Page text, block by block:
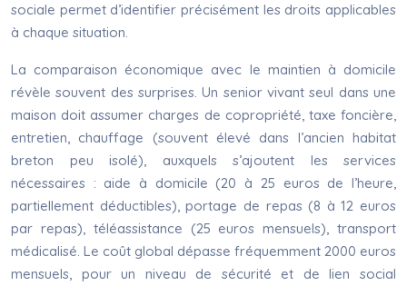
sociale permet d’identifier précisément les droits applicables
à chaque situation.
La comparaison économique avec le maintien à domicile
révèle souvent des surprises. Un senior vivant seul dans une
maison doit assumer charges de copropriété, taxe foncière,
entretien, chauffage (souvent élevé dans l’ancien habitat
breton peu isolé), auxquels s’ajoutent les services
nécessaires : aide à domicile (20 à 25 euros de l’heure,
partiellement déductibles), portage de repas (8 à 12 euros
par repas), téléassistance (25 euros mensuels), transport
médicalisé. Le coût global dépasse fréquemment 2000 euros
mensuels, pour un niveau de sécurité et de lien social